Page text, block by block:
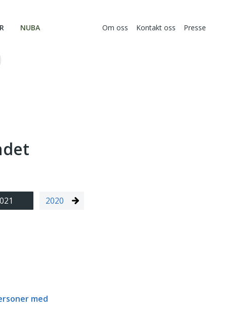
NUBA Om oss Kontakt oss Presse
2020
med